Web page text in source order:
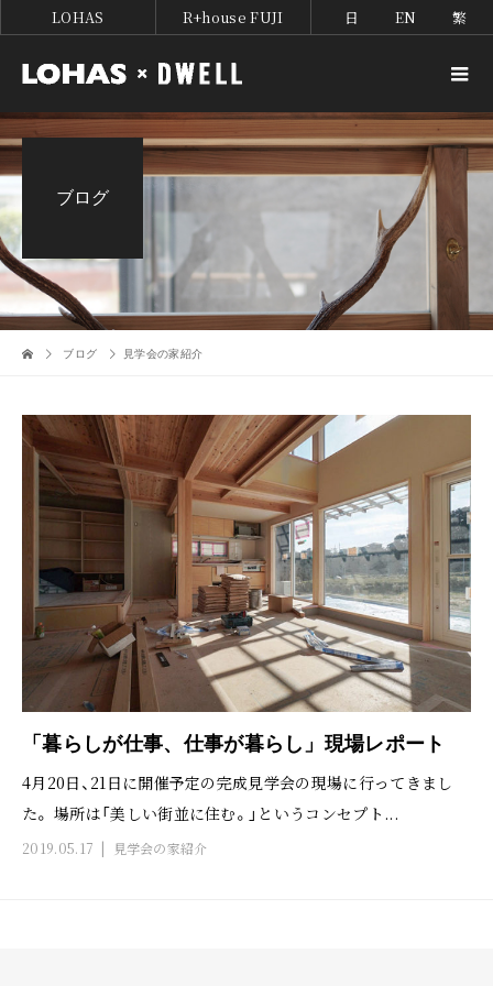
LOHAS R+house FUJI 日 EN 繁
ブログ
ブログ 見学会の家紹介
「暮らしが仕事、仕事が暮らし」現場レポート
4月20日、21日に開催予定の完成見学会の現場に行ってきまし
た。 場所は「美しい街並に住む。」というコンセプト...
2019.05.17 見学会の家紹介